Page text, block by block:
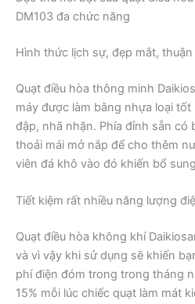
DM103 đa chức năng
Hình thức lịch sự, đẹp mắt,
Quạt điều hòa thông minh
máy được làm bằng nhựa loại
đập, nhã nhặn. Phía đỉnh sẵn có
thoải mái mở nắp để cho thêm
viên đá khô vào đó khiến bổ
Tiết kiệm rất nhiều năng lượng
Quạt điều hòa không khí
và vì vậy khi sử dụng sẽ khiến
phí điện đóm trong trong tháng
15% mỗi lúc chiếc quạt làm mát